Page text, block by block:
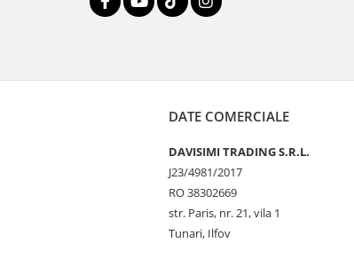
DATE COMERCIALE
DAVISIMI TRADING S.R.L.
J23/4981/2017
RO 38302669
str. Paris, nr. 21, vila 1
Tunari, Ilfov